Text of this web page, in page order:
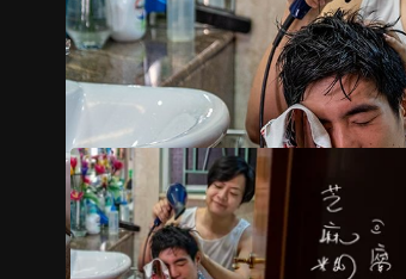
預告 劇照 推薦影片 劇情介紹